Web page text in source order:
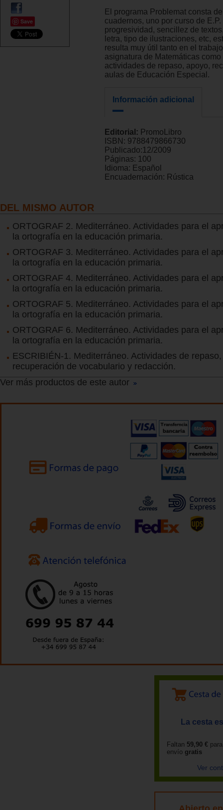
Save
El programa Problemat consta
cuadernos, uno por curso de
progresividad, sencillez de
letra, tipo de ilustraciones, etc,
resulta muy útil tanto en el
asignatura de Matemáticas
actividades de repaso, apoyo,
aulas de Educación Especial.
Información adicional
Editorial: PromoLibro
ISBN: 9788479866730
Publicado:12/2009
Páginas: 100
Idioma: Español
Encuadernación: Rústica
DEL MISMO AUTOR
ORTOGRAF 2. Mediterráneo. Actividades para el
la ortografía en la educación primaria.
ORTOGRAF 3. Mediterráneo. Actividades para el
la ortografía en la educación primaria.
ORTOGRAF 4. Mediterráneo. Actividades para el
la ortografía en la educación primaria.
ORTOGRAF 5. Mediterráneo. Actividades para el
la ortografía en la educación primaria.
ORTOGRAF 6. Mediterráneo. Actividades para el
la ortografía en la educación primaria.
ESCRIBIÉN-1. Mediterráneo. Actividades de
recuperación de vocabulario y redacción.
Ver más productos de este autor
La cesta
Faltan 59,90 €
envío gratis
Ver